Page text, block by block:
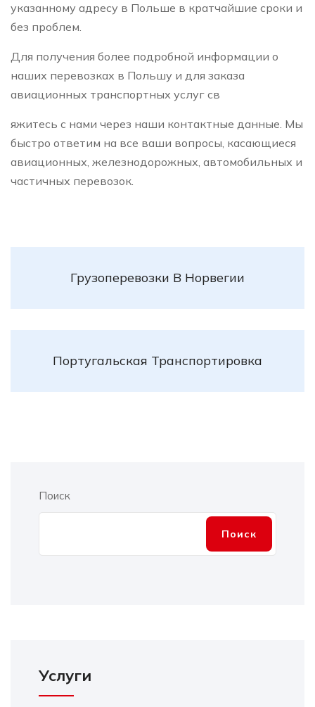
указанному адресу в Польше в кратчайшие сроки и
без проблем.
Для получения более подробной информации о
наших перевозках в Польшу и для заказа
авиационных транспортных услуг св
яжитесь с нами через наши контактные данные. Мы
быстро ответим на все ваши вопросы, касающиеся
авиационных, железнодорожных, автомобильных и
частичных перевозок.
Грузоперевозки В Норвегии
Португальская Транспортировка
Поиск
Поиск
Услуги